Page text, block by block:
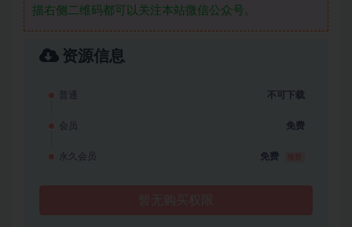
描右侧二维码都可以关注本站微信公众号。
资源信息
普通 不可下载
会员 免费
永久会员 免费